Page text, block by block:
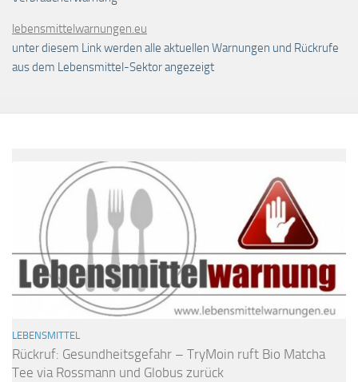
lebensmittelwarnungen.eu
unter diesem Link werden alle aktuellen Warnungen und Rückrufe
aus dem Lebensmittel-Sektor angezeigt
LEBENSMITTEL
Rückruf: Gesundheitsgefahr – TryMoin ruft Bio Matcha
Tee via Rossmann und Globus zurück